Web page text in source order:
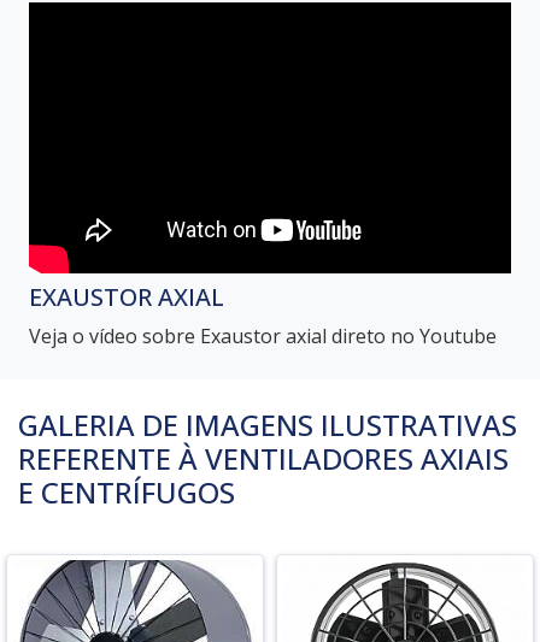
EXAUSTOR AXIAL
Veja o vídeo sobre Exaustor axial direto no Youtube
GALERIA DE IMAGENS ILUSTRATIVAS
REFERENTE À VENTILADORES AXIAIS
E CENTRÍFUGOS